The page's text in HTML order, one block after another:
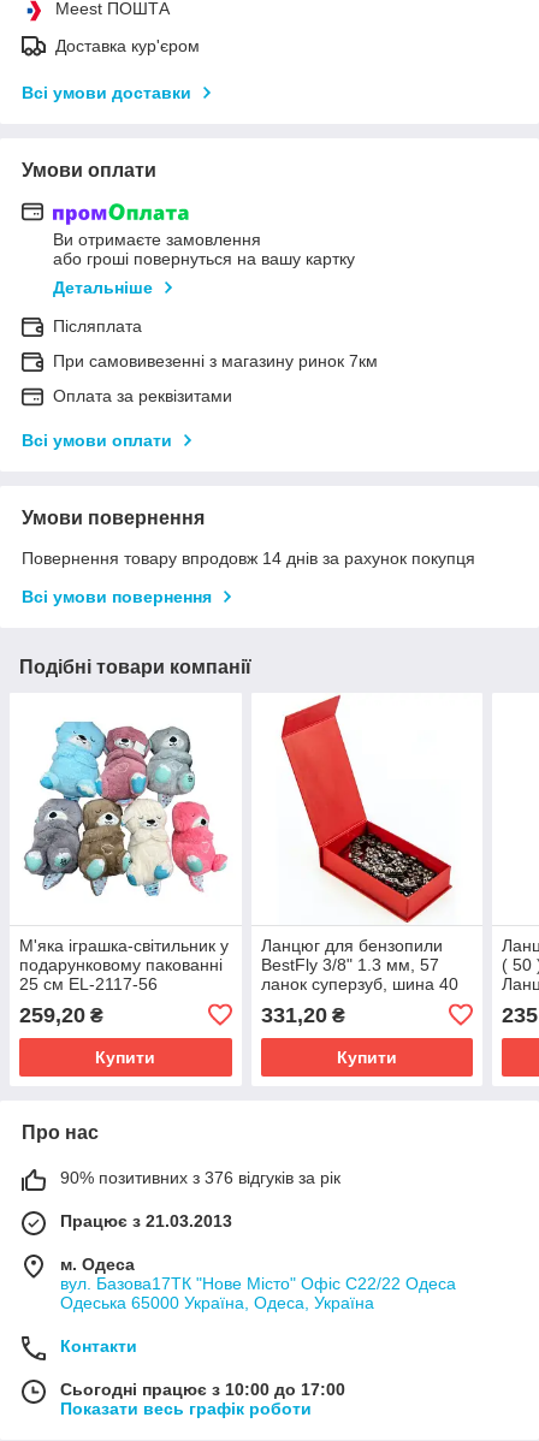
Meest ПОШТА
Доставка кур'єром
Всі умови доставки
Умови оплати
Ви отримаєте замовлення
або гроші повернуться на вашу картку
Детальніше
Післяплата
При самовивезенні з магазину ринок 7км
Оплата за реквізитами
Всі умови оплати
Умови повернення
Повернення товару впродовж 14 днів за рахунок покупця
Всі умови повернення
Подібні товари компанії
М'яка іграшка-світильник у
подарунковому пакованні
25 см EL-2117-56
259,20 ₴
Купити
Ланцюг для бензопили
BestFly 3/8" 1.3 мм, 57
ланок суперзуб, шина 40
см (16") Суперзуб/Чизель
331,20₴
Купити
( 50
Про нас
90% позитивних з 376 відгуків за рік
Працює з 21.03.2013
м. Одеса
вул. Базова17ТК "Нове Місто" Офіс С22/22 Одеса
Одеська 65000 Україна, Одеса, Україна
Контакти
Сьогодні працює з 10:00 до 17:00
Показати весь графік роботи